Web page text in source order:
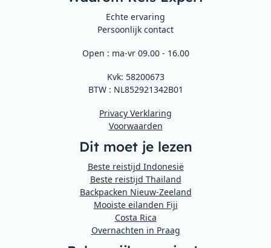
Echte ervaring
Persoonlijk contact
Open : ma-vr 09.00 - 16.00
Kvk: 58200673
BTW : NL852921342B01
Privacy Verklaring
Voorwaarden
Dit moet je lezen
Beste reistijd Indonesië
Beste reistijd Thailand
Backpacken Nieuw-Zeeland
Mooiste eilanden Fiji
Costa Rica
Overnachten in Praag